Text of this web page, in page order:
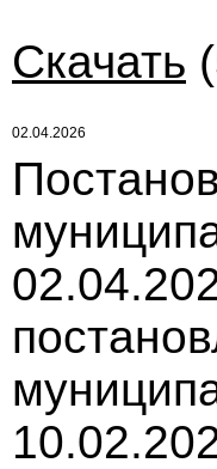
Скачать
02.04.2026